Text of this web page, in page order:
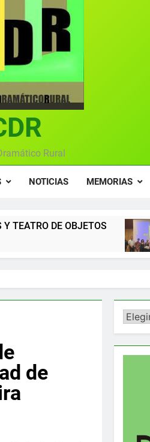
VI Certamen Francisco Nieva de
Rural
NOTICIAS MEMORIAS
Gala del Centro
de